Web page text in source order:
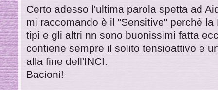
Certo adesso l'ultima parola spetta ad
mi raccomando è il "Sensitive" perchè
tipi e gli altri nn sono buonissimi fatta
contiene sempre il solito tensioattivo e
alla fine dell'INCI.
Bacioni!